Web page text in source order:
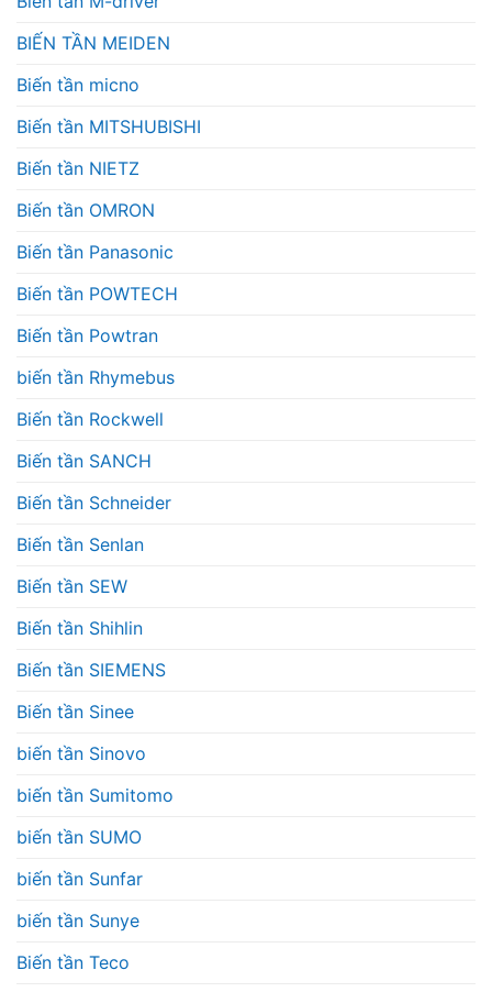
BIẾN TẦN MEIDEN
Biến tần micno
Biến tần MITSHUBISHI
Biến tần NIETZ
Biến tần OMRON
Biến tần Panasonic
Biến tần POWTECH
Biến tần Powtran
biến tần Rhymebus
Biến tần Rockwell
Biến tần SANCH
Biến tần Schneider
Biến tần Senlan
Biến tần SEW
Biến tần Shihlin
Biến tần SIEMENS
Biến tần Sinee
biến tần Sinovo
biến tần Sumitomo
biến tần SUMO
biến tần Sunfar
biến tần Sunye
Biến tần Teco